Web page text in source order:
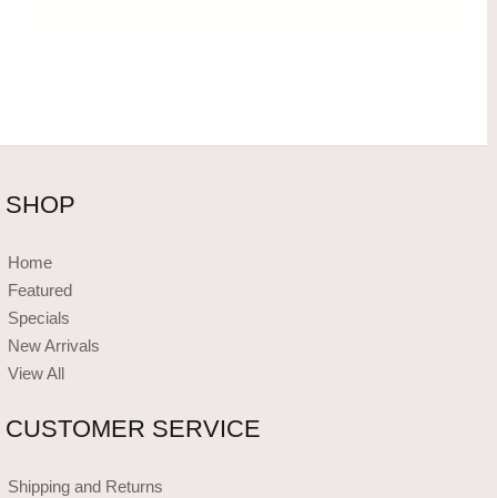
SHOP
Home
Featured
Specials
New Arrivals
View All
CUSTOMER SERVICE
Shipping and Returns